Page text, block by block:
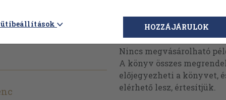
Megvásárolható
Nincs megvásárolható
A könyv összes
előjegyezheti a könyvet,
elérhető lesz, értesítjük.
HOZZÁJÁRULOK